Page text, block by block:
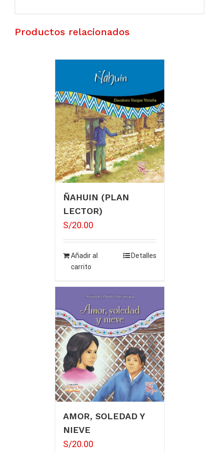
Productos relacionados
ÑAHUIN (PLAN
LECTOR)
S/20.00
Añadir al
carrito
Detalles
AMOR, SOLEDAD Y
NIEVE
S/20.00